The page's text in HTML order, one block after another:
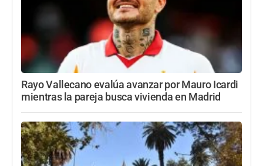
Rayo Vallecano evalúa avanzar por Mauro Icardi
mientras la pareja busca vivienda en Madrid